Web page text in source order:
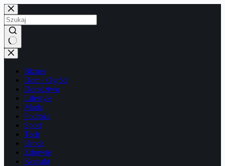
Przejdź
do
treści
Brak
wyników
Biznes
Dom i Ogród
Doradztwo
Lifestyle
Moda
Podróże
Sport
Tech
Uroda
Zdrowie
Kontakt